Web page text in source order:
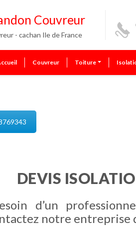
Couvreur
- cachan Ile de France
Couvreur Toiture
DEVIS
d’un
notre entreprise